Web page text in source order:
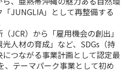
JUNGLIA」として再整備する
JCR）から「雇用機会の創出」
光人材の育成」など、SDGs（持
つながる事業計画として認定最
テーマパーク事業として初め